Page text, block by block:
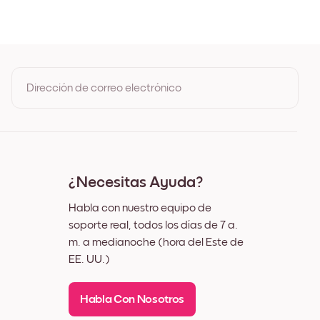
Dirección de correo electrónico
¿Necesitas Ayuda?
Habla con nuestro equipo de
soporte real, todos los días de 7 a.
m. a medianoche (hora del Este de
EE. UU.)
Habla Con Nosotros